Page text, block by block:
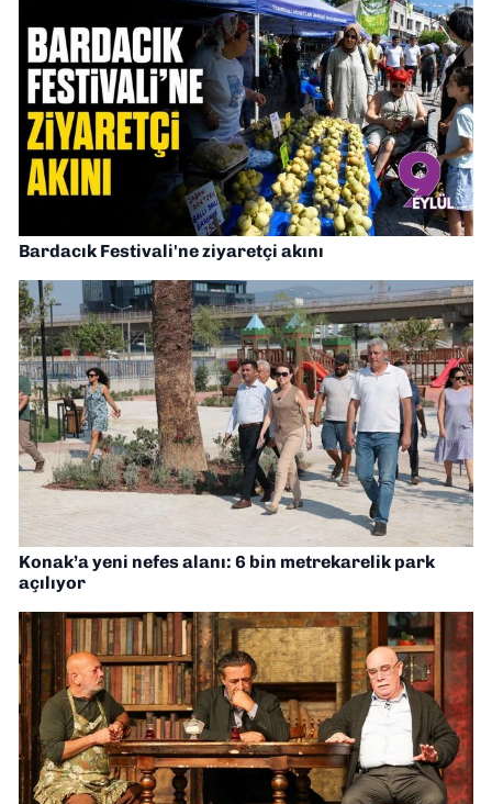
Bardacık Festivali'ne ziyaretçi akını
Konak’a yeni nefes alanı: 6 bin metrekarelik park
açılıyor